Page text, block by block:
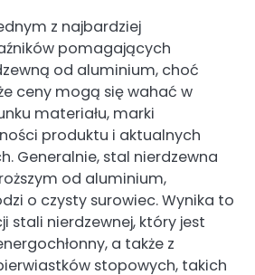
z najbardziej
pomagających
od aluminium, choć
ceny mogą się wahać w
materiału, marki
produktu i aktualnych
Generalnie, stal nierdzewna
od aluminium,
o czysty surowiec. Wynika to
stali nierdzewnej, który jest
a także z
stopowych, takich